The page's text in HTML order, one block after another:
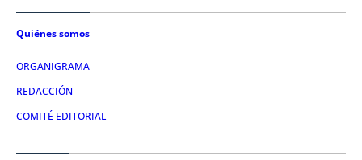
Quiénes somos
ORGANIGRAMA
REDACCIÓN
COMITÉ EDITORIAL